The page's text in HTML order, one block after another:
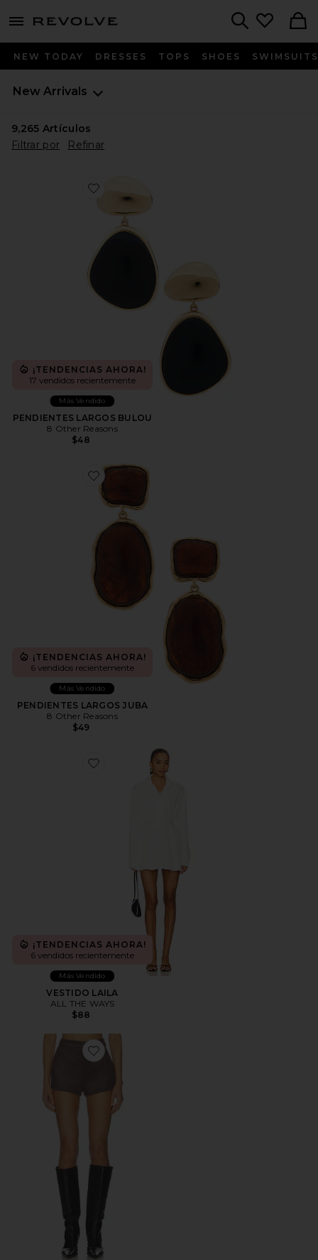
menu - shows more content
NEW TODAY DRESSES TOPS SHOES SWIMSUITS
New Arrivals
9,265 Artículos
Filtrar por
Refinar
Favorite PENDIENTES LARGOS BULOU
¡TENDENCIAS AHORA!
17 vendidos recientemente
Más Vendido
PENDIENTES LARGOS BULOU
8 Other Reasons
$48
Favorite PENDIENTES LARGOS JUBA
¡TENDENCIAS AHORA!
6 vendidos recientemente
Más Vendido
PENDIENTES LARGOS JUBA
8 Other Reasons
$49
Favorite VESTIDO LAILA
¡TENDENCIAS AHORA!
6 vendidos recientemente
Más Vendido
VESTIDO LAILA
ALL THE WAYS
$88
Favorite Callen Short